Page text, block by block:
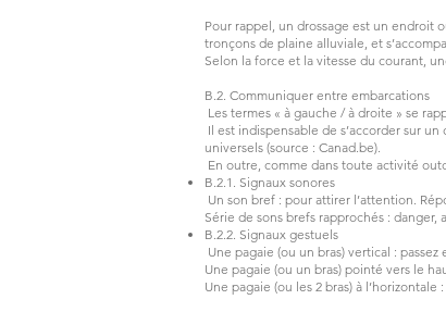
Pour rappel, un drossage est un endroit
tronçons de plaine alluviale, et
Selon la force et la vitesse du courant,
B.2. Communiquer entre embarcations
Les termes « à gauche / à droite » se
Il est indispensable de s’accorder sur
universels (source : Canad.be).
En outre, comme dans toute activité
B.2.1. Signaux sonores
Un son bref : pour attirer l’attention.
Série de sons brefs rapprochés :
B.2.2. Signaux gestuels
Une pagaie (ou un bras) vertical :
Une pagaie (ou un bras) pointé vers le
Une pagaie (ou les 2 bras) à l’horizontale